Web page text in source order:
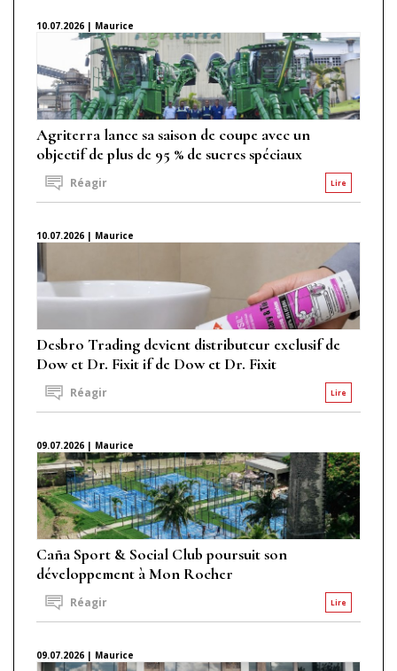
10.07.2026 | Maurice
Agriterra lance sa saison de coupe avec un
objectif de plus de 95 % de sucres spéciaux
Lire
Réagir
10.07.2026 | Maurice
Desbro Trading devient distributeur exclusif de
Dow et Dr. Fixit if de Dow et Dr. Fixit
Lire
Réagir
09.07.2026 | Maurice
Caña Sport & Social Club poursuit son
développement à Mon Rocher
Lire
Réagir
09.07.2026 | Maurice